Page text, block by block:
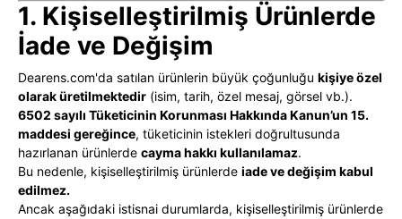
1. Kişiselleştirilmiş Ürünlerde
İade ve Değişim
Dearens.com'da satılan ürünlerin büyük çoğunluğu kişiye özel
olarak üretilmektedir (isim, tarih, özel mesaj, görsel vb.).
6502 sayılı Tüketicinin Korunması Hakkında Kanun’un 15.
maddesi gereğince, tüketicinin istekleri doğrultusunda
hazırlanan ürünlerde cayma hakkı kullanılamaz.
Bu nedenle, kişiselleştirilmiş ürünlerde iade ve değişim kabul
edilmez.
Ancak aşağıdaki istisnai durumlarda, kişiselleştirilmiş ürünlerde